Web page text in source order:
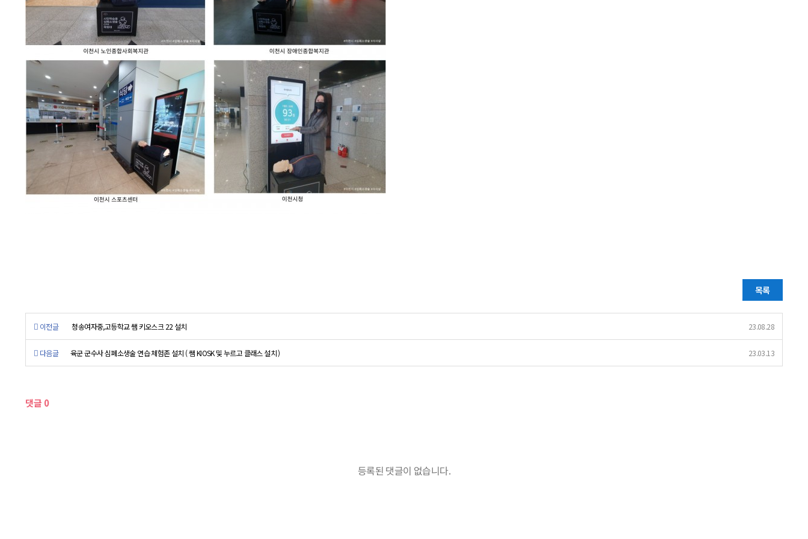
목록
이전글 청송여자중,고등학교 쌤 키오스크 22 설치 23.08.28
다음글 육군 군수사 심폐소생술 연습 체험존 설치 ( 쌤 KIOSK 및 누르고 클래스 설치 ) 23.03.13
댓글 0
등록된 댓글이 없습니다.